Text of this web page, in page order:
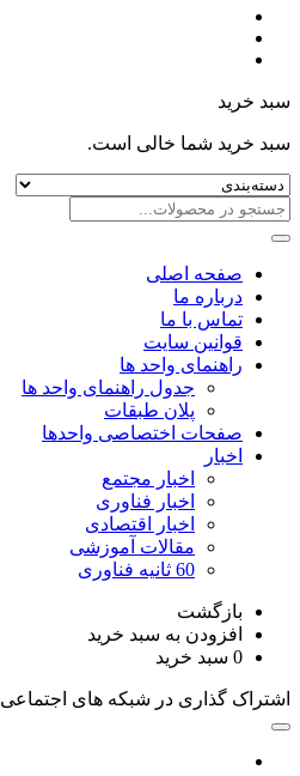
سبد خرید
سبد خرید شما خالی است.
صفحه اصلی
درباره ما
تماس با ما
قوانین سایت
راهنمای واحد ها
جدول راهنمای واحد ها
پلان طبقات
صفحات اختصاصی واحدها
اخبار
اخبار مجتمع
اخبار فناوری
اخبار اقتصادی
مقالات آموزشی
60 ثانیه فناوری
بازگشت
افزودن به سبد خرید
0 سبد خرید
اشتراک گذاری در شبکه های اجتماعی